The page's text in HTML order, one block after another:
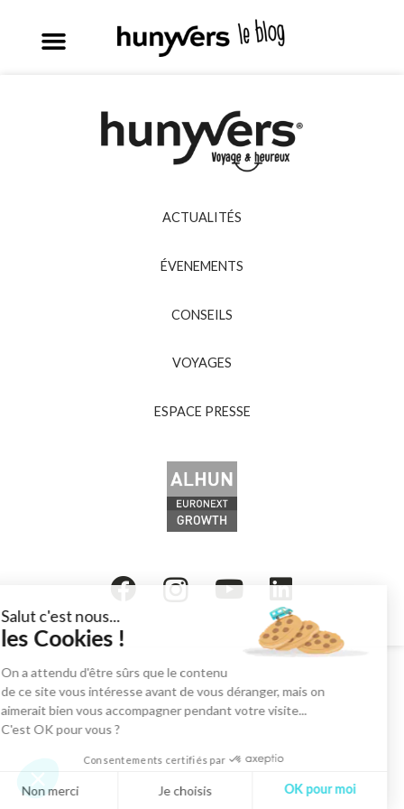
ACTUALITÉS
ÉVENEMENTS
CONSEILS
VOYAGES
ESPACE PRESSE
Salut c'est nous...
les Cookies !
On a attendu d'être sûrs que le contenu
de ce site vous intéresse avant de vous déranger, mais on
aimerait bien vous accompagner pendant votre visite...
C'est OK pour vous ?
Consentements certifiés par
Non merci Je choisis OK pour moi